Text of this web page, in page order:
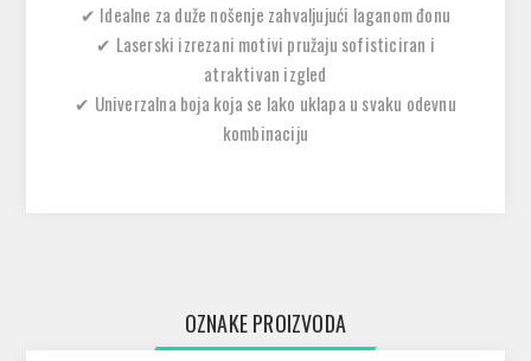
✔ Idealne za duže nošenje zahvaljujući laganom đonu
✔ Laserski izrezani motivi pružaju sofisticiran i
atraktivan izgled
✔ Univerzalna boja koja se lako uklapa u svaku odevnu
kombinaciju
OZNAKE PROIZVODA